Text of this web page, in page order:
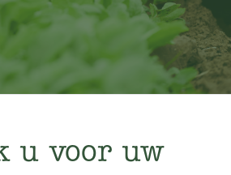
u voor uw